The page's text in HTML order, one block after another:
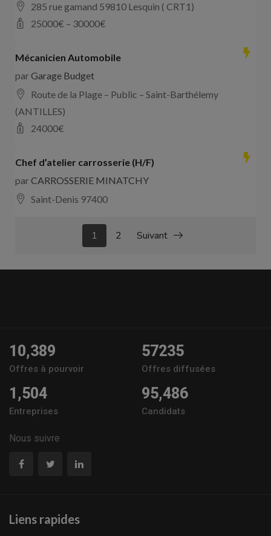
285 rue gamand 59810 Lesquin ( CRT1)
25000€ – 30000€
Mécanicien Automobile
parGarage Budget
Route de la Plage – Public – Saint-Barthélemy
(ANTILLES)
24000€
Chef d’atelier carrosserie (H/F)
parCARROSSERIE MINATCHY
Saint-Denis 97400
1 2 Suivant
10,389
Offres à pourvoir
57235
Offres diffusées
1,504
Entreprises
95,486
Candidats
Nous suivre
Liens rapides